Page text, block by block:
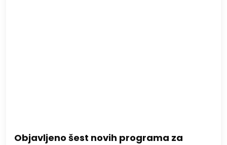
Objavljeno šest novih programa za